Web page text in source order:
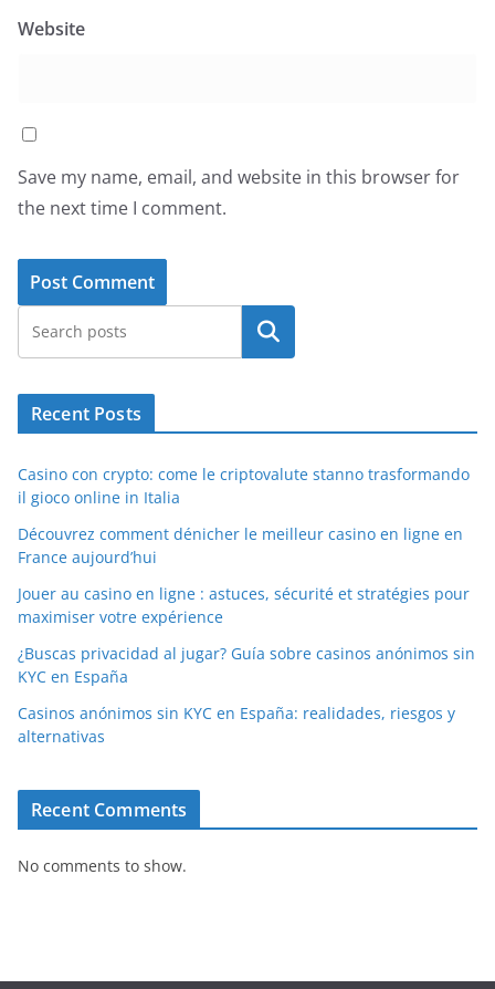
Website
Save my name, email, and website in this browser for
the next time I comment.
Search
Recent Posts
Casino con crypto: come le criptovalute stanno trasformando
il gioco online in Italia
Découvrez comment dénicher le meilleur casino en ligne en
France aujourd’hui
Jouer au casino en ligne : astuces, sécurité et stratégies pour
maximiser votre expérience
¿Buscas privacidad al jugar? Guía sobre casinos anónimos sin
KYC en España
Casinos anónimos sin KYC en España: realidades, riesgos y
alternativas
Recent Comments
No comments to show.